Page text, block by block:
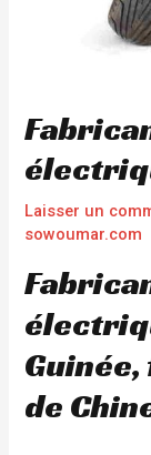
Laisser un
sowoumar.com
de